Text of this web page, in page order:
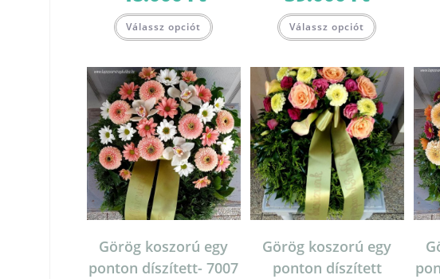
-
48.000 Ft
Válassz opciót a
A
változatok
a
termékoldalon
választhatók
ki
-
39.000 Ft
Válassz opciót a
van.
A
változatok
a
ki
Görög koszorú egy
ponton díszített- 7007
Görög koszorú egy
ponton díszített